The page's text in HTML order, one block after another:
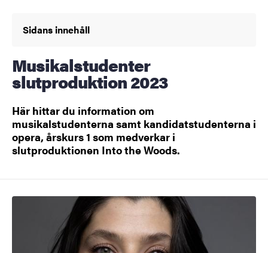
Sidans innehåll
Musikalstudenter
slutproduktion 2023
Här hittar du information om
musikalstudenterna samt kandidatstudenterna i
opera, årskurs 1 som medverkar i
slutproduktionen Into the Woods.